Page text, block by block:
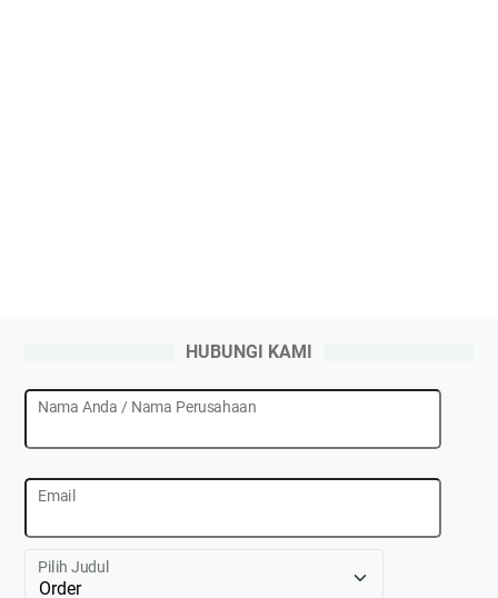
HUBUNGI KAMI
Nama Anda / Nama Perusahaan
Email
Pilih Judul